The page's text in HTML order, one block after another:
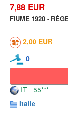
7,88 EUR
FIUME 1920 -
2,00 EUR
0
IT - 55***
Italie